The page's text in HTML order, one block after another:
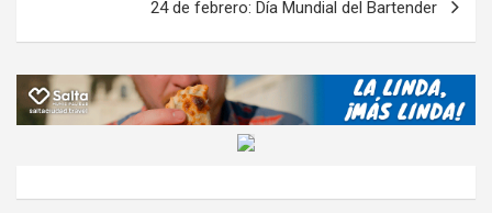
24 de febrero: Día Mundial del Bartender